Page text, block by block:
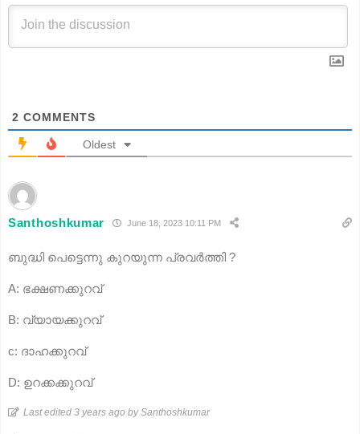
2 COMMENTS
Oldest
Santhoshkumar June 18, 2023 10:11 PM
ബുദ്ധി പെട്ടെന്നു കുറയുന്ന പ്രവർത്തി ?
A: ഭക്ഷണക്കുറവ്
B: വ്യായക്കുറവ്
c: ദാഹക്കുറവ്
D: ഉറക്കക്കുറവ്
Last edited 3 years ago by Santhoshkumar